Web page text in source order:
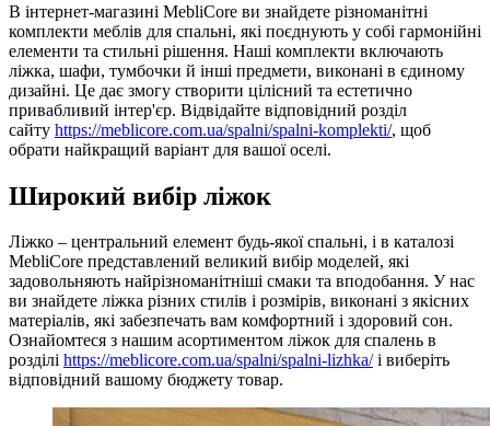
В інтернет-магазині MebliCore ви знайдете різноманітні
комплекти меблів для спальні, які поєднують у собі гармонійні
елементи та стильні рішення. Наші комплекти включають
ліжка, шафи, тумбочки й інші предмети, виконані в єдиному
дизайні. Це дає змогу створити цілісний та естетично
привабливий інтер'єр. Відвідайте відповідний розділ
сайту https://meblicore.com.ua/spalni/spalni-komplekti/, щоб
обрати найкращий варіант для вашої оселі.
Широкий вибір ліжок
Ліжко – центральний елемент будь-якої спальні, і в каталозі
MebliCore представлений великий вибір моделей, які
задовольняють найрізноманітніші смаки та вподобання. У нас
ви знайдете ліжка різних стилів і розмірів, виконані з якісних
матеріалів, які забезпечать вам комфортний і здоровий сон.
Ознайомтеся з нашим асортиментом ліжок для спалень в
розділі https://meblicore.com.ua/spalni/spalni-lizhka/і виберіть
відповідний вашому бюджету товар.